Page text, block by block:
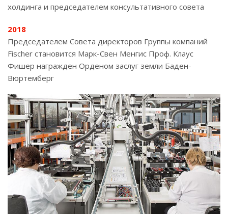
холдинга и председателем консультативного совета
2018
Председателем Совета директоров Группы компаний
Fischer становится Марк-Свен Менгис Проф. Клаус
Фишер награжден Орденом заслуг земли Баден-
Вюртемберг